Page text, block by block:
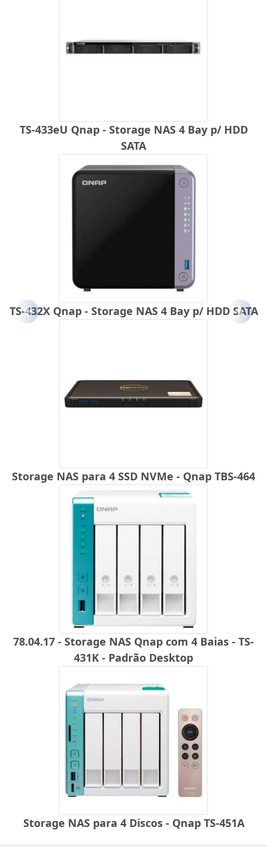
TS-433eU Qnap - Storage NAS 4 Bay p/ HDD
SATA
TS-432X Qnap - Storage NAS 4 Bay p/ HDD SATA
Storage NAS para 4 SSD NVMe - Qnap TBS-464
78.04.17 - Storage NAS Qnap com 4 Baias - TS-
431K - Padrão Desktop
Storage NAS para 4 Discos - Qnap TS-451A
Anterior